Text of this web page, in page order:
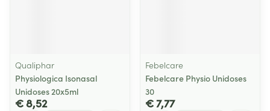
Qualiphar
Physiologica Isonasal
Unidoses 20x5ml
€ 8,52
Febelcare
Febelcare Physio Unidoses
30
€ 7,77